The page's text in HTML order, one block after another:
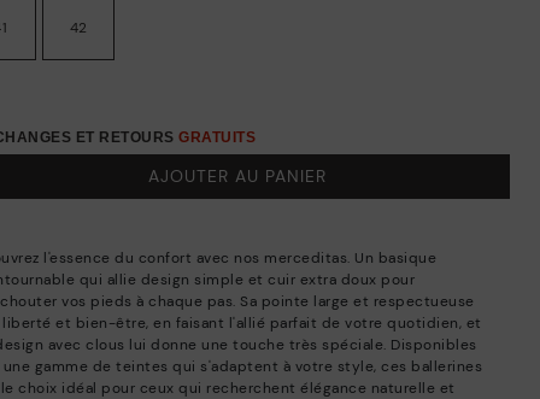
42
ET RETOURSGRATUITS
AJOUTER AU PANIER
l'essence du confort avec nos merceditas. Un basique
qui allie design simple et cuir extra doux pour
vos pieds à chaque pas. Sa pointe large et respectueuse
et bien-être, en faisant l'allié parfait de votre quotidien, et
avec clous lui donne une touche très spéciale. Disponibles
une gamme de teintes qui s'adaptent à votre style, ces ballerines
choix idéal pour ceux qui recherchent élégance naturelle et